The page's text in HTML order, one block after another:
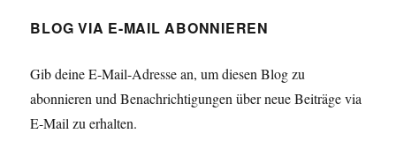
BLOG VIA E-MAIL ABONNIEREN
Gib deine E-Mail-Adresse an, um diesen Blog zu
abonnieren und Benachrichtigungen über neue Beiträge via
E-Mail zu erhalten.